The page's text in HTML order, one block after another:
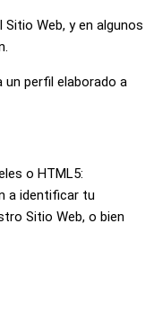
Web, y en algunos
perfil elaborado a
o HTML5:
a identificar tu
Sitio Web, o bien